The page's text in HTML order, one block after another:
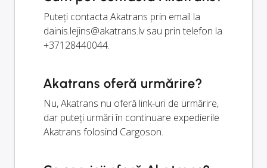
Puteți contacta Akatrans prin email la
dainis.lejins@akatrans.lvsau prin telefon la
+37128440044.
Akatrans oferă urmărire?
Nu, Akatrans nu oferă link-uri de urmărire,
dar puteți urmări în continuare expedierile
Akatrans folosind Cargoson.